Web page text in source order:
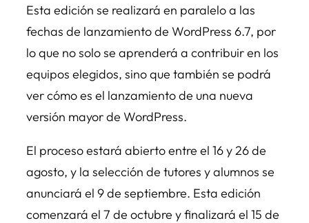
Esta edición se realizará en paralelo a las
fechas de lanzamiento de WordPress 6.7, por
lo que no solo se aprenderá a contribuir en los
equipos elegidos, sino que también se podrá
ver cómo es el lanzamiento de una nueva
versión mayor de WordPress.
El proceso estará abierto entre el 16 y 26 de
agosto, y la selección de tutores y alumnos se
anunciará el 9 de septiembre. Esta edición
comenzará el 7 de octubre y finalizará el 15 de